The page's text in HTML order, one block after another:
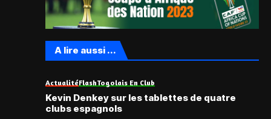
A lire aussi ...
ActualitéFlashTogolais En Club
Kevin Denkey sur les tablettes de quatre
clubs espagnols